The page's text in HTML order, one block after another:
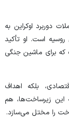
دوربرد اوکراین به
روسیه است. او تأکید
که برای ماشین جنگی
بلکه اهداف
این زیرساخت‌ها، هم
را مختل می‌سازد.